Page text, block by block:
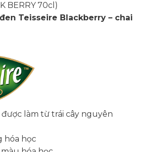
BERRY 70cl)
Teisseire Blackberry – chai
được làm từ trái cây nguyên
hóa học